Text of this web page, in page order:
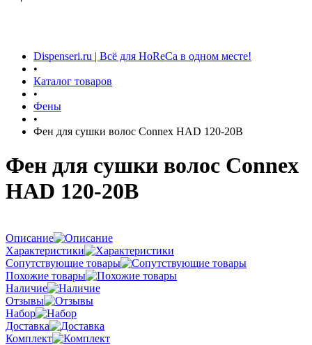
Dispenseri.ru | Всё для HoReCa в одном месте!
•
Каталог товаров
•
Фены
•
Фен для сушки волос Connex HAD 120-20B
Фен для сушки волос Connex
HAD 120-20B
Описание
Характеристики
Сопутствующие товары
Похожие товары
Наличие
Отзывы
Набор
Доставка
Комплект